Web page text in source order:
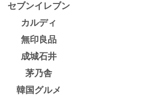
セブンイレブン
カルディ
無印良品
成城石井
茅乃舎
韓国グルメ